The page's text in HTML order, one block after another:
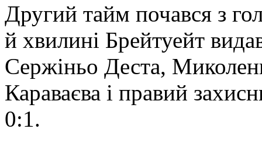
Другий тайм почався з
й хвилині Брейтуейт
Сержіньо Деста,
Караваєва і правий
0:1.